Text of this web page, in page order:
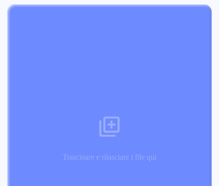
Trascinare e rilasciare i file qui